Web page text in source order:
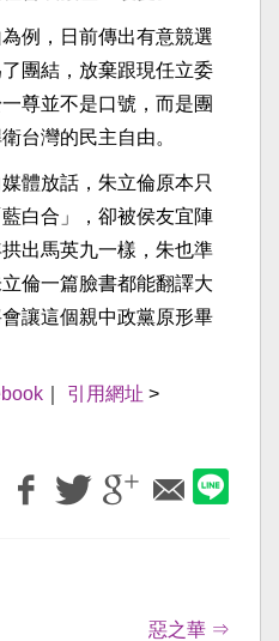
例，日前傳出有意競選
團結，放棄跟現任立委
尊並不是口號，而是團
台灣的民主自由。
體放話，朱立倫原本只
白合」，卻被侯友宜陣
出馬英九一樣，朱也準
倫一篇臉書都能翻譯大
讓這個親中政黨原形畢
引用網址 >
惡之華 ⇒